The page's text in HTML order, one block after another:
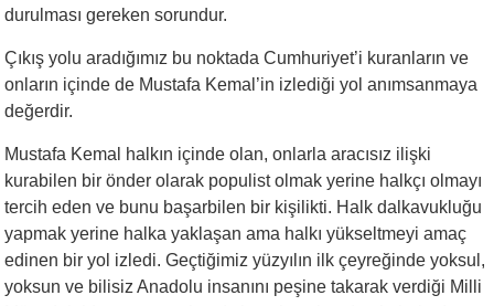
durulması gereken sorundur.
Çıkış yolu aradığımız bu noktada Cumhuriyet’i kuranların ve
onların içinde de Mustafa Kemal’in izlediği yol anımsanmaya
değerdir.
Mustafa Kemal halkın içinde olan, onlarla aracısız ilişki
kurabilen bir önder olarak populist olmak yerine halkçı olmayı
tercih eden ve bunu başarbilen bir kişilikti. Halk dalkavukluğu
yapmak yerine halka yaklaşan ama halkı yükseltmeyi amaç
edinen bir yol izledi. Geçtiğimiz yüzyılın ilk çeyreğinde yoksul,
yoksun ve bilisiz Anadolu insanını peşine takarak verdiği Milli